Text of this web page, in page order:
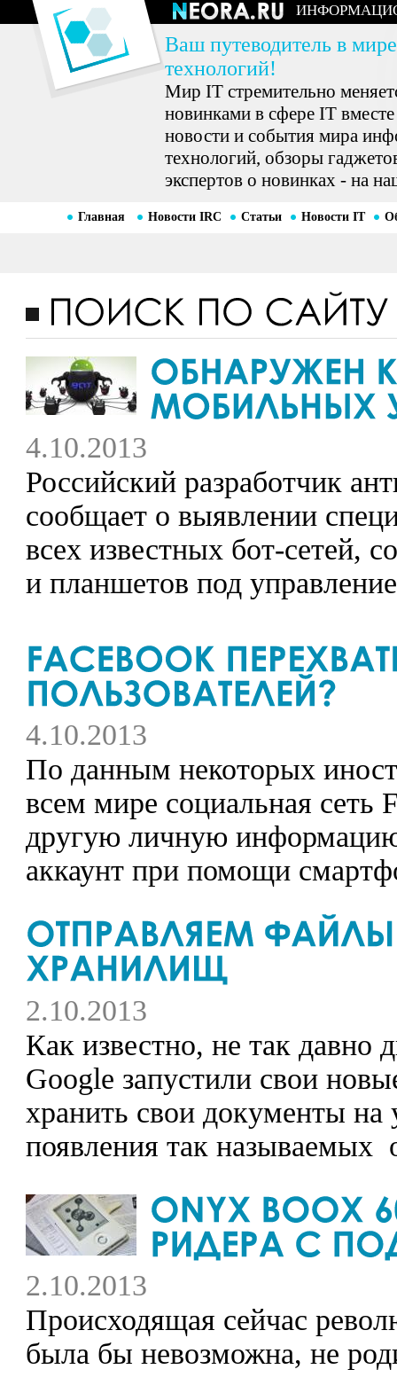
Ваш путеводитель в
технологий!
Мир IT стремительно
новинками в сфере IT
новости и события мира
технологий, обзоры
экспертов о новинках - на
Главная Новости IRC Статьи Новости IT
4.10.2013
Российский разработчик
сообщает о выявлении
всех известных бот-сетей,
и планшетов под
4.10.2013
По данным некоторых
всем мире социальная сеть
другую личную информацию
аккаунт при помощи
2.10.2013
Как известно, не так давно
Google запустили свои
хранить свои документы
появления так
2.10.2013
Происходящая сейчас
была бы невозможна, не